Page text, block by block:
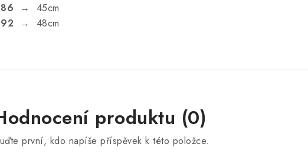
→ 45cm
→ 48cm
produktu (0)
první, kdo napíše příspěvek k této položce.